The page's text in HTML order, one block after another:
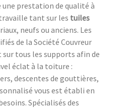
prestation de qualité à
tant sur les tuiles
neufs ou anciens. Les
de la Société Couvreur
tous les supports afin de
éclat à la toiture :
descentes de gouttières,
vous est établi en
Spécialisés des